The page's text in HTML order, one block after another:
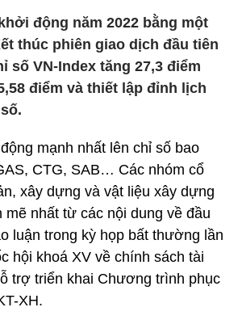
động năm 2022 bằng một
thúc phiên giao dịch đầu tiên
số VN-Index tăng 27,3 điểm
điểm và thiết lập đỉnh lịch
mạnh nhất lên chỉ số bao
CTG, SAB… Các nhóm cổ
xây dựng và vật liệu xây dựng
nhất từ các nội dung về đầu
luận trong kỳ họp bất thường lần
hội khoá XV về chính sách tài
trợ triển khai Chương trình phục
XH.